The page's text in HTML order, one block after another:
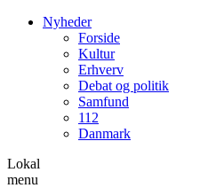
Nyheder
Forside
Kultur
Erhverv
Debat og politik
Samfund
112
Danmark
Lokal
menu